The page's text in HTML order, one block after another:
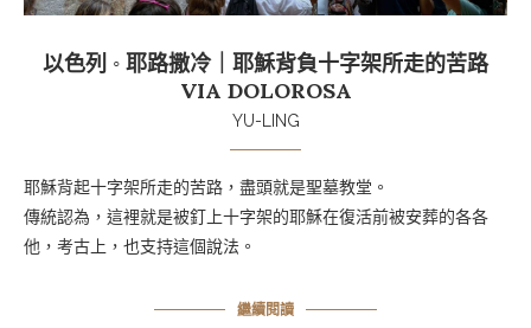
以色列 ◦ 耶路撒冷｜耶穌背負十字架所走的苦路
VIA DOLOROSA
YU-LING
耶穌背起十字架所走的苦路，盡頭就是聖墓教堂。
傳統認為，這裡就是被釘上十字架的耶穌在復活前被安葬的各各
他，考古上，也支持這個說法。
繼續閱讀